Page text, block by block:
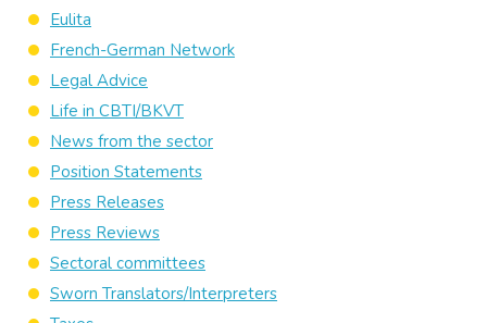
Eulita
French-German Network
Legal Advice
Life in CBTI/BKVT
News from the sector
Position Statements
Press Releases
Press Reviews
Sectoral committees
Sworn Translators/Interpreters